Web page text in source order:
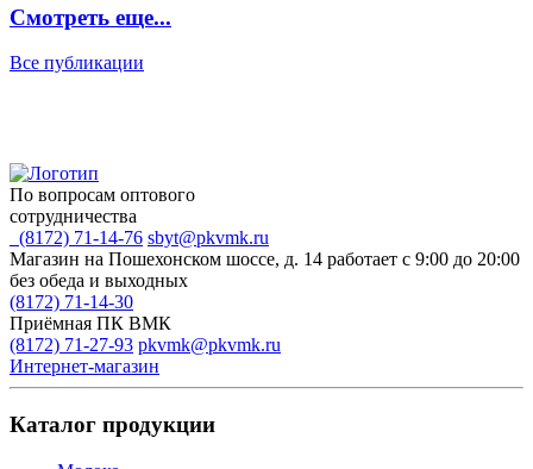
Смотреть еще...
Все публикации
По вопросам оптового
сотрудничества
(8172) 71-14-76 sbyt@pkvmk.ru
Магазин на Пошехонском шоссе, д. 14 работает с 9:00 до 20:00
без обеда и выходных
(8172) 71-14-30
Приёмная ПК ВМК
(8172) 71-27-93 pkvmk@pkvmk.ru
Интернет-магазин
Каталог продукции